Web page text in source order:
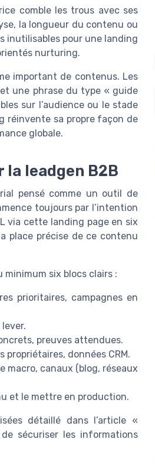
comble les trous avec ses
la longueur du contenu ou
inutilisables pour une landing
nurturing.
important de contenus. Les
une phrase du type « guide
sur l’audience ou le stade
réinvente sa propre façon de
globale.
leadgen B2B
pensé comme un outil de
toujours par l’intention
via cette landing page en six
place précise de ce contenu
six blocs clairs :
prioritaires, campagnes en
preuves attendues.
données CRM.
canaux (blog, réseaux
et le mettre en production.
détaillé dans l’article «
sécuriser les informations